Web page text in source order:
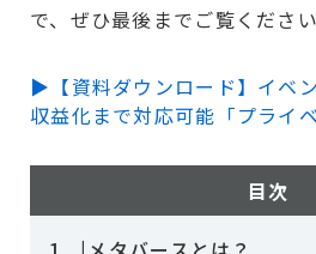
で、ぜひ最後までご覧ください
▶【資料ダウンロード】イベ
収益化まで対応可能「プライ
目次